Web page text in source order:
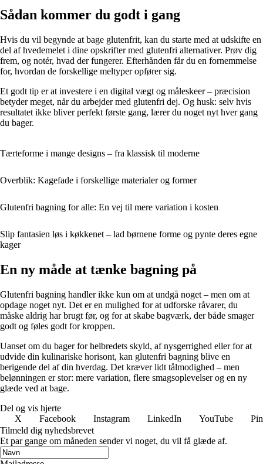
Sådan kommer du godt i gang
Hvis du vil begynde at bage glutenfrit, kan du starte med at udskifte en
del af hvedemelet i dine opskrifter med glutenfri alternativer. Prøv dig
frem, og notér, hvad der fungerer. Efterhånden får du en fornemmelse
for, hvordan de forskellige meltyper opfører sig.
Et godt tip er at investere i en digital vægt og måleskeer – præcision
betyder meget, når du arbejder med glutenfri dej. Og husk: selv hvis
resultatet ikke bliver perfekt første gang, lærer du noget nyt hver gang
du bager.
Tærteforme i mange designs – fra klassisk til moderne
Overblik: Kagefade i forskellige materialer og former
Glutenfri bagning for alle: En vej til mere variation i kosten
Slip fantasien løs i køkkenet – lad børnene forme og pynte deres egne
kager
En ny måde at tænke bagning på
Glutenfri bagning handler ikke kun om at undgå noget – men om at
opdage noget nyt. Det er en mulighed for at udforske råvarer, du
måske aldrig har brugt før, og for at skabe bagværk, der både smager
godt og føles godt for kroppen.
Uanset om du bager for helbredets skyld, af nysgerrighed eller for at
udvide din kulinariske horisont, kan glutenfri bagning blive en
berigende del af din hverdag. Det kræver lidt tålmodighed – men
belønningen er stor: mere variation, flere smagsoplevelser og en ny
glæde ved at bage.
Del og vis hjerte
X
Facebook Instagram LinkedIn YouTube
Tilmeld dig nyhedsbrevet
Et par gange om måneden sender vi noget, du vil få glæde af.